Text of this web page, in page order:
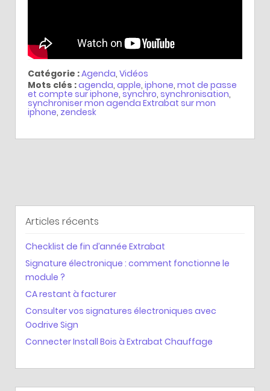
Catégorie :Agenda, Vidéos
Mots clés :agenda, apple, iphone, mot de passe
et compte sur iphone, synchro, synchronisation,
synchroniser mon agenda Extrabat sur mon
iphone, zendesk
Articles récents
Checklist de fin d’année Extrabat
Signature électronique : comment fonctionne le
module ?
CA restant à facturer
Consulter vos signatures électroniques avec
Oodrive Sign
Connecter Install Bois à Extrabat Chauffage